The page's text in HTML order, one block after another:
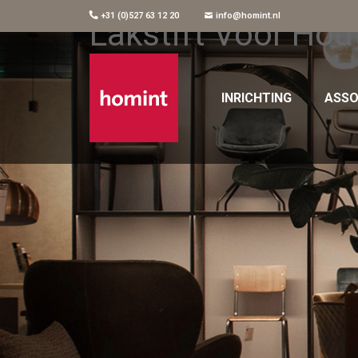
+31 (0)527 63 12 20 info@homint.nl
INRICHTING
Lakstift Voor